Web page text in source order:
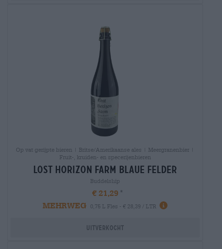
Op vat gerijpte bieren | Britse/Amerikaanse ales | Meergranenbier |
Fruit-, kruiden- en specerijenbieren
lost horizon farm blaue felder
Buddelship
€ 21,29
MEHRWEG
0,75 L Fles - € 28,39 / LTR
Uitverkocht